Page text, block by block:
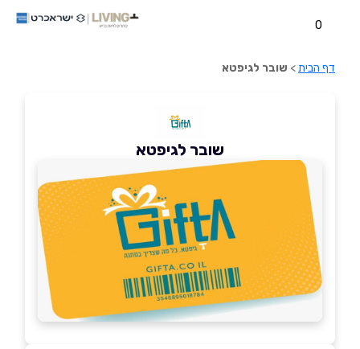
0
דף הבית> שובר לגיפטא
שובר לגיפטא